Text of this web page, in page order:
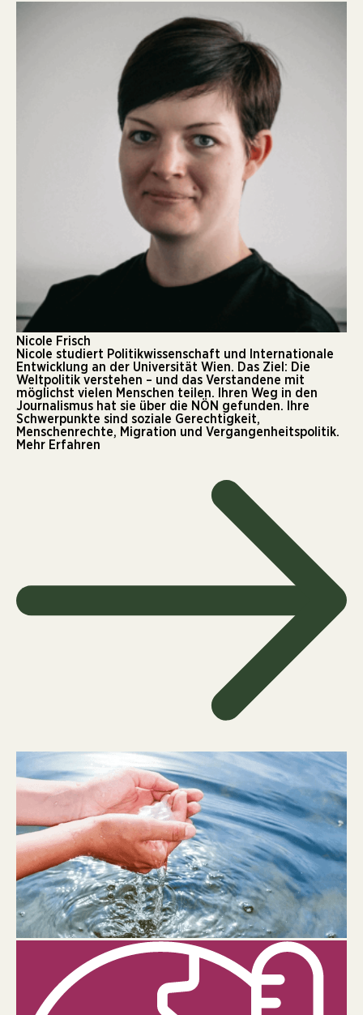
Nicole Frisch
Nicole studiert Politikwissenschaft und Internationale
Entwicklung an der Universität Wien. Das Ziel: Die
Weltpolitik verstehen – und das Verstandene mit
möglichst vielen Menschen teilen. Ihren Weg in den
Journalismus hat sie über die NÖN gefunden. Ihre
Schwerpunkte sind soziale Gerechtigkeit,
Menschenrechte, Migration und Vergangenheitspolitik.
Mehr Erfahren